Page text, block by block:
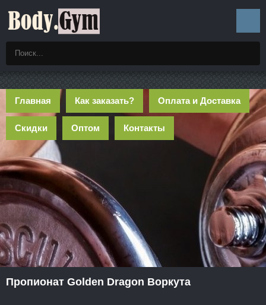
Главная Как заказать? Оплата и Доставка
Скидки Оптом Контакты
Пропионат Golden Dragon Воркута